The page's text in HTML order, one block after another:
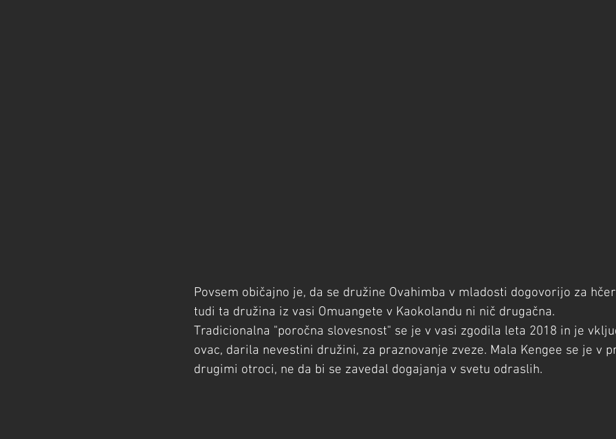
Povsem običajno je, da se družine Ovahimba v mladosti dogovorijo za
tudi ta družina iz vasi Omuangete v Kaokolandu ni nič drugačna.
Tradicionalna "poročna slovesnost" se je v vasi zgodila leta 2018 in je
ovac, darila nevestini družini, za praznovanje zveze. Mala Kengee se je v
drugimi otroci, ne da bi se zavedal dogajanja v svetu odraslih.